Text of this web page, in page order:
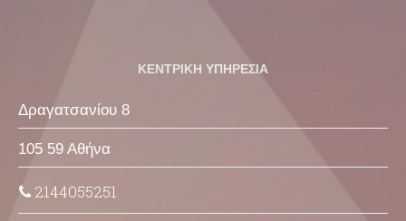
ΚΕΝΤΡΙΚΗ ΥΠΗΡΕΣΙΑ
Δραγατσανίου 8
105 59 Αθήνα
2144055251